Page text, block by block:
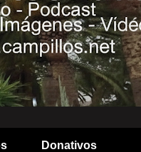
Donativos